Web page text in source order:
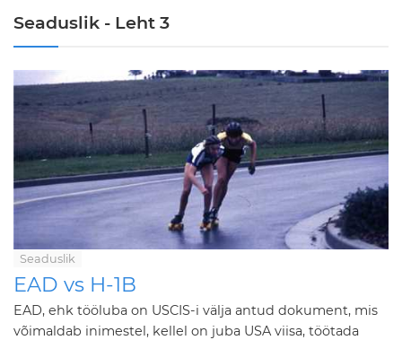
Seaduslik - Leht 3
Seaduslik
EAD vs H-1B
EAD, ehk tööluba on USCIS-i välja antud dokument, mis
võimaldab inimestel, kellel on juba USA viisa, töötada